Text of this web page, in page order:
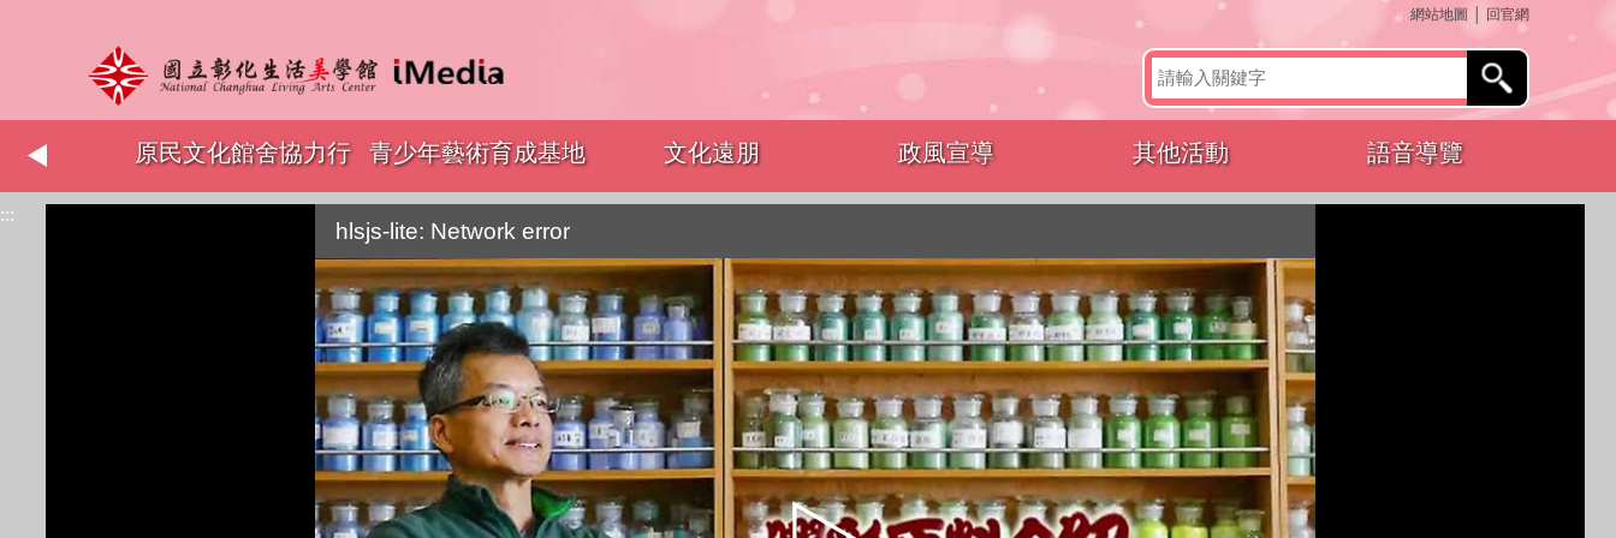
::: 網站地圖 回官網
表揚 原民文化館舍協力行 青少年藝術育成基地 文化遠朋 政風宣導 其他活動 語音導覽
:::
hlsjs-lite: Network error